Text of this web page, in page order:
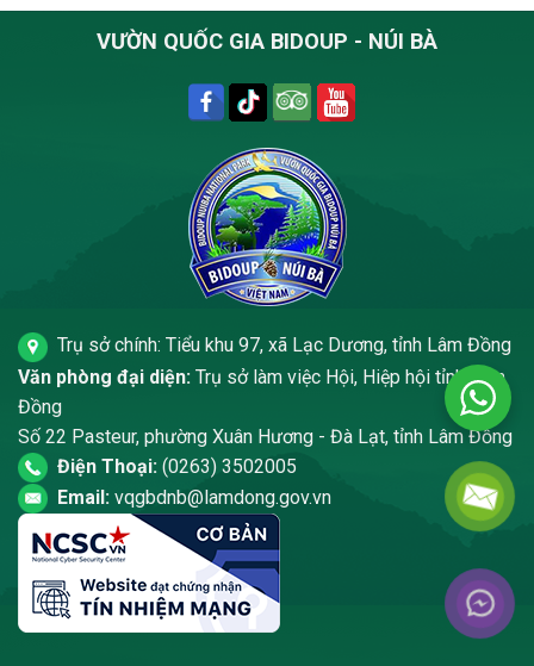
VƯỜN QUỐC GIA BIDOUP - NÚI BÀ
Trụ sở chính: Tiểu khu 97, xã Lạc Dương, tỉnh Lâm Đồng
Văn phòng đại diện: Trụ sở làm việc Hội, Hiệp hội tỉnh Lâm
Đồng
Số 22 Pasteur, phường Xuân Hương - Đà Lạt, tỉnh Lâm Đồng
Điện Thoại: (0263) 3502005
Email: vqgbdnb@lamdong.gov.vn